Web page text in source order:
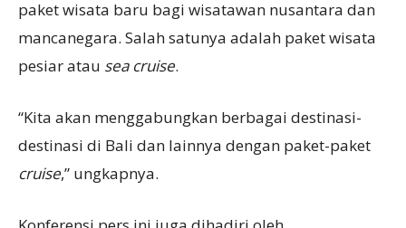
paket wisata baru bagi wisatawan nusantara dan
mancanegara. Salah satunya adalah paket wisata
pesiar atau sea cruise.
“Kita akan menggabungkan berbagai destinasi-
destinasi di Bali dan lainnya dengan paket-paket
cruise,” ungkapnya.